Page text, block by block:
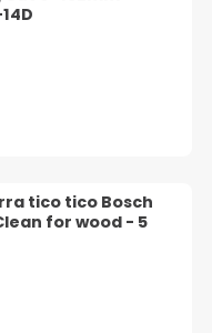
tico tico Bosch
for wood - 5